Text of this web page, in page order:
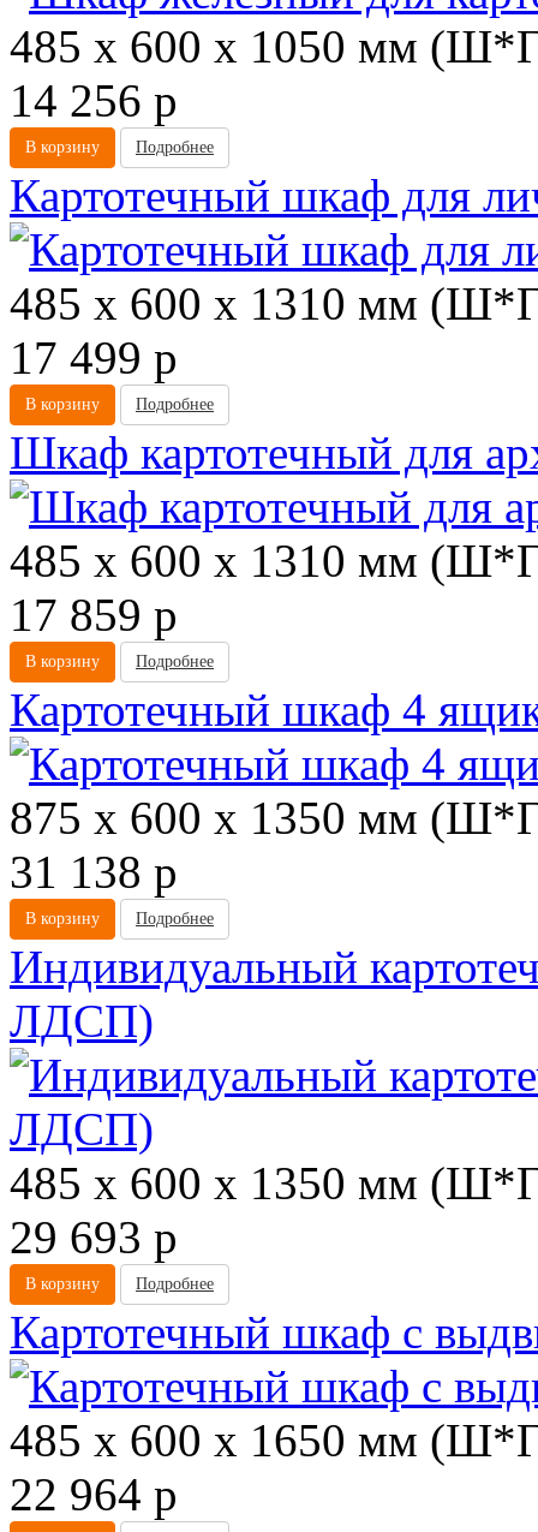
485 х 600 х 1050 мм
14 256 p
В корзину Подробнее
Картотечный шкаф для
485 х 600 х 1310 мм
17 499 p
В корзину Подробнее
Шкаф картотечный для
485 х 600 х 1310 мм
17 859 p
В корзину Подробнее
Картотечный шкаф 4
875 х 600 х 1350 мм
31 138 p
В корзину Подробнее
Индивидуальный
ЛДСП)
485 х 600 х 1350 мм
29 693 p
В корзину Подробнее
Картотечный шкаф с
485 х 600 х 1650 мм
22 964 p